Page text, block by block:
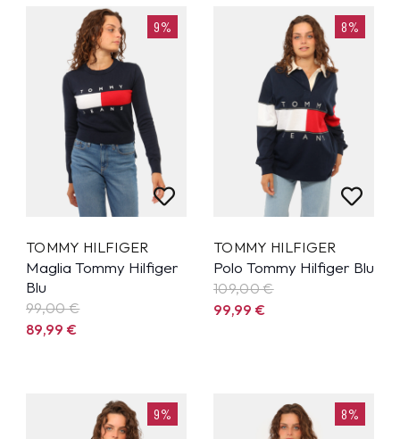
9%
TOMMY HILFIGER
Maglia Tommy Hilfiger
Blu
99,00 €
89,99€
8%
TOMMY HILFIGER
Polo Tommy Hilfiger Blu
109,00 €
99,99€
9% 8%